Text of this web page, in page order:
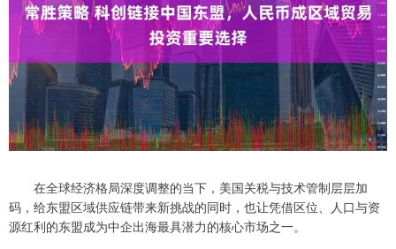
在全球经济格局深度调整的当下，美国关税与技术管制层层加
码，给东盟区域供应链带来新挑战的同时，也让凭借区位、人口与资
源红利的东盟成为中企出海最具潜力的核心市场之一。